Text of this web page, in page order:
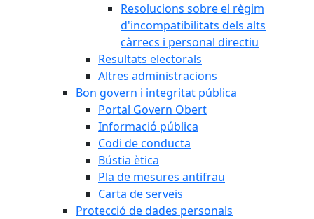
Resolucions sobre el règim
d'incompatibilitats dels alts
càrrecs i personal directiu
Resultats electorals
Altres administracions
Bon govern i integritat pública
Portal Govern Obert
Informació pública
Codi de conducta
Bústia ètica
Pla de mesures antifrau
Carta de serveis
Protecció de dades personals